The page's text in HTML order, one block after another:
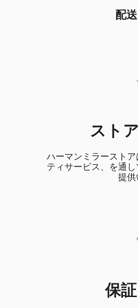
配
スト
ハーマンミラースト
ティサービス、を通
提供
保